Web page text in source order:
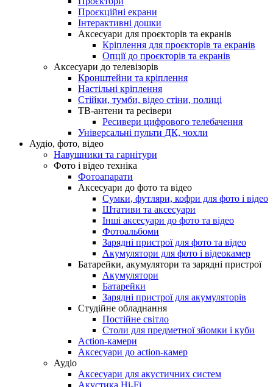
Проєкційні екрани
Інтерактивні дошки
Аксесуари для проєкторів та екранів
Кріплення для проєкторів та екранів
Опції до проєкторів та екранів
Аксесуари до телевізорів
Кронштейни та кріплення
Настільні кріплення
Стійки, тумби, відео стіни, полиці
ТВ-антени та ресівери
Ресивери цифрового телебачення
Універсальні пульти ДК, чохли
Аудіо, фото, відео
Навушники та гарнітури
Фото і відео техніка
Фотоапарати
Аксесуари до фото та відео
Сумки, футляри, кофри для фото і відео
Штативи та аксесуари
Інші аксесуари до фото та відео
Фотоальбоми
Зарядні пристрої для фото та відео
Акумулятори для фото і відеокамер
Батарейки, акумулятори та зарядні пристрої
Акумулятори
Батарейки
Зарядні пристрої для акумуляторів
Студійне обладнання
Постійне світло
Столи для предметної зйомки і куби
Action-камери
Аксесуари до action-камер
Аудіо
Аксесуари для акустичних систем
Акустика Hi-Fi